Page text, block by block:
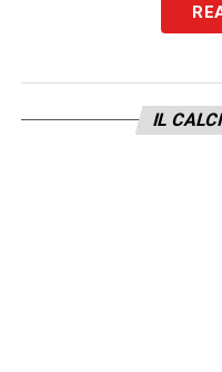
Ha
Motta, con
sua Atalanta gioca
IL